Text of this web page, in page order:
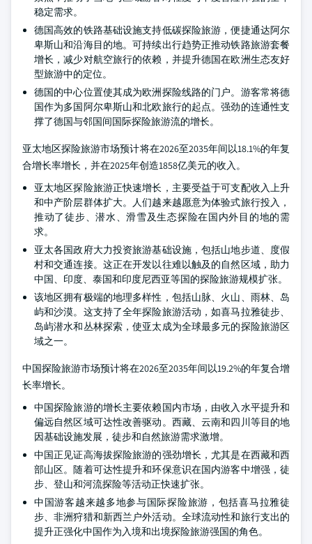
稳定需求。
德国高效的铁路基础设施支持低碳探险旅游，便捷通达阿尔
卑斯山和沿海目的地。可持续出行趋势正推动铁路旅游套餐
增长，减少对航空旅行的依赖，并提升德国在欧洲生态友好
型旅游中的定位。
德国的中心位置使其成为欧洲探险线路的门户。游客常将德
国作为多国阿尔卑斯山和北欧旅行的起点。强劲的连通性支
撑了德国与邻国间国际探险旅游流的增长。
亚太地区探险旅游市场预计将在2026至2035年间以18.1%的年复
合增长率增长，并在2025年创造1858亿美元的收入。
亚太地区探险旅游正快速增长，主要受益于可支配收入上升
和中产阶层群体扩大。人们越来越愿意为体验式旅行投入，
推动了徒步、潜水、滑雪及生态探险在国内外目的地的需
求。
亚太各国政府大力投资旅游基础设施，包括山地步道、度假
村和交通连接。这正在开发以往难以触及的自然区域，助力
中国、印度、泰国和印度尼西亚等国的探险旅游规模扩张。
该地区拥有极端的地理多样性，包括山脉、火山、雨林、岛
屿和沙漠。这支持了全年探险旅游活动，如喜马拉雅徒步、
岛屿潜水和丛林探索，使亚太成为全球最多元的探险旅游区
域之一。
中国探险旅游市场预计将在2026至2035年间以19.2%的年复合增
长率增长。
中国探险旅游的增长主要依赖国内市场，由收入水平提升和
偏远自然区域可达性改善驱动。西藏、云南和四川等目的地
因基础设施发展，徒步和自然旅游需求激增。
中国正见证高海拔探险旅游的强劲增长，尤其是在西藏和西
部山区。随着可达性提升和环保意识在国内游客中增强，徒
步、登山和河流探险等活动正快速扩张。
中国游客越来越多地参与国际探险旅游，包括喜马拉雅徒
步、非洲狩猎和新西兰户外活动。全球流动性和旅行支出的
提升正强化中国作为入境和出境探险旅游强国的角色。